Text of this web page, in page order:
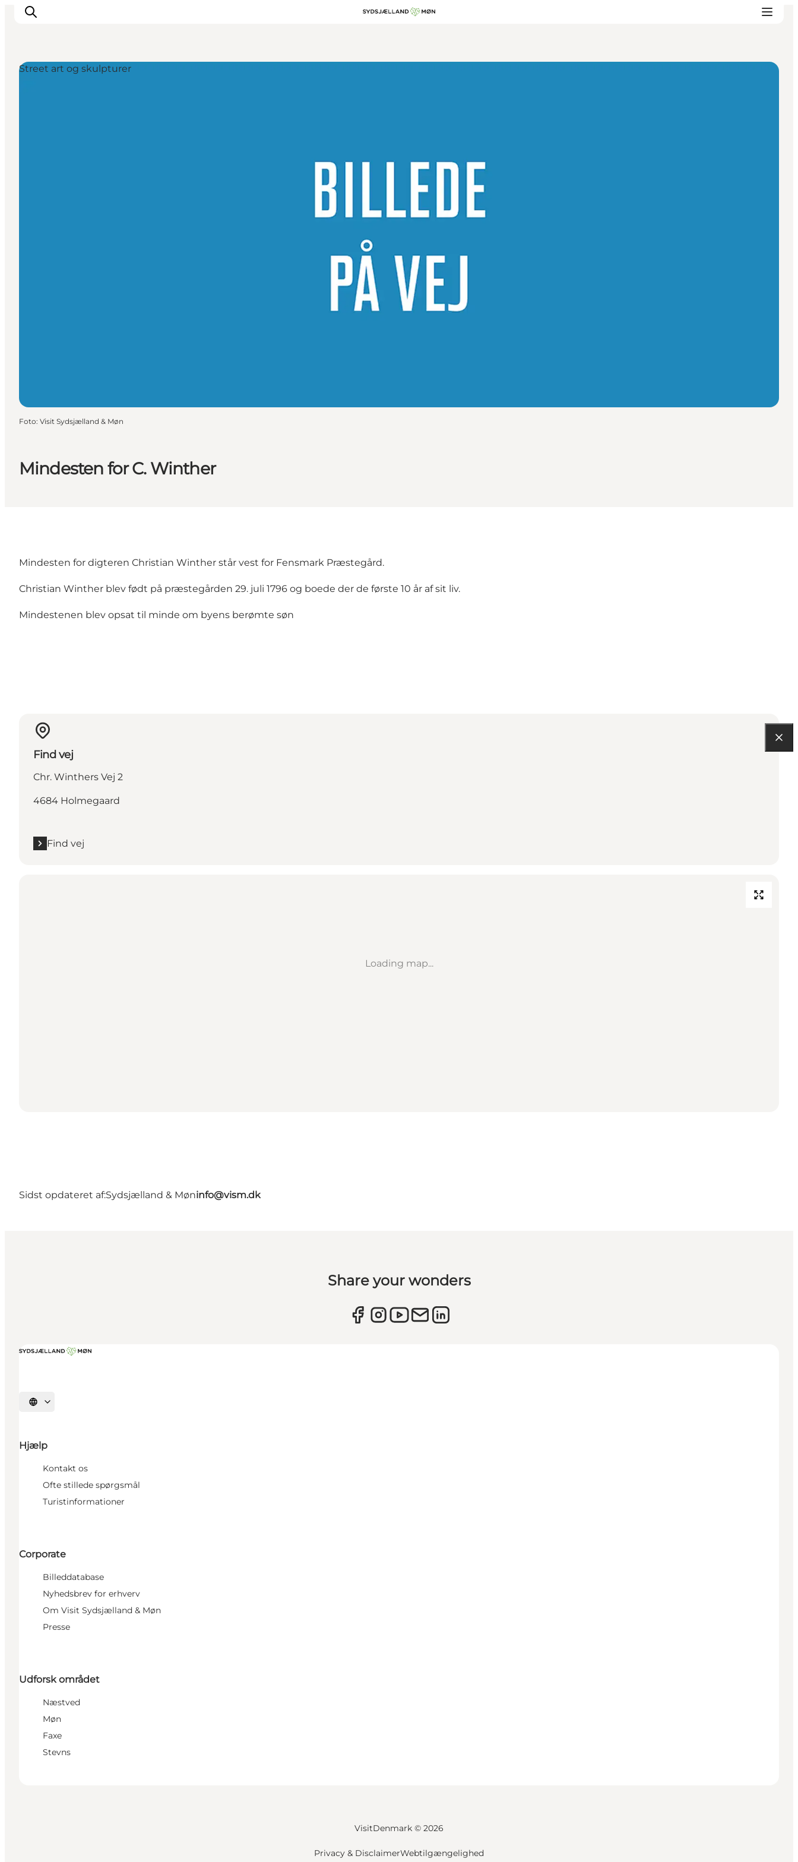
Mindesten for C. Winther
Street art og skulpturer
Foto: Visit Sydsjælland & Møn
Mindesten for digteren Christian Winther står vest for Fensmark Præstegård.
Christian Winther blev født på præstegården 29. juli 1796 og boede der de første 10 år af sit liv.
Mindestenen blev opsat til minde om byens berømte søn
Find vej
Chr. Winthers Vej 2
4684 Holmegaard
Find vej
Loading map...
Sidst opdateret af:Sydsjælland & Møninfo@vism.dk
Share your wonders
Vælg sprog
Hjælp
Kontakt os
Ofte stillede spørgsmål
Turistinformationer
Corporate
Billeddatabase
Nyhedsbrev for erhverv
Om Visit Sydsjælland & Møn
Presse
Udforsk området
Næstved
Møn
Faxe
Stevns
VisitDenmark © 2026
Privacy & DisclaimerWebtilgængelighed